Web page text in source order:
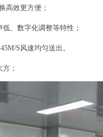
高效更方便；
、数字化调整等特性；
S风速均匀送出。
；